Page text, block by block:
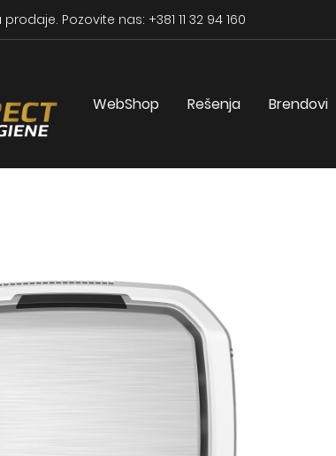
prodaje. Pozovite nas: +381 11 32 94 160
WebShop Rešenja Brendovi